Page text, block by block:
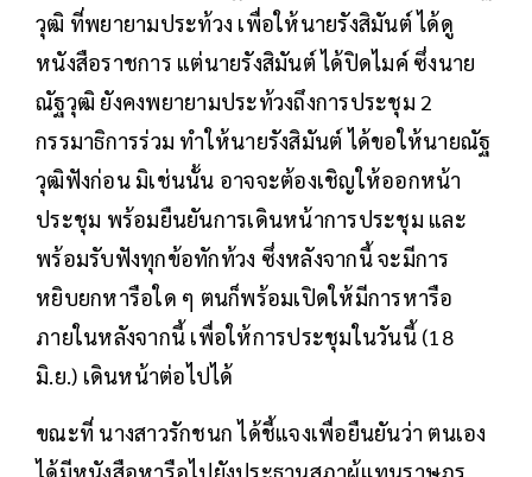
วุฒิ ที่พยายามประท้วง เพื่อให้นายรังสิมันต์ ได้ดู
หนังสือราชการ แต่นายรังสิมันต์ ได้ปิดไมค์ ซึ่งนาย
ณัฐวุฒิ ยังคงพยายามประท้วงถึงการประชุม 2
กรรมาธิการร่วม ทำให้นายรังสิมันต์ ได้ขอให้นายณัฐ
วุฒิฟังก่อน มิเช่นนั้น อาจจะต้องเชิญให้ออกหน้า
ประชุม พร้อมยืนยันการเดินหน้าการประชุม และ
พร้อมรับฟังทุกข้อทักท้วง ซึ่งหลังจากนี้ จะมีการ
หยิบยกหารือใด ๆ ตนก็พร้อมเปิดให้มีการหารือ
ภายในหลังจากนี้ เพื่อให้การประชุมในวันนี้ (18
มิ.ย.) เดินหน้าต่อไปได้
ขณะที่ นางสาวรักชนก ได้ชี้แจงเพื่อยืนยันว่า ตนเอง